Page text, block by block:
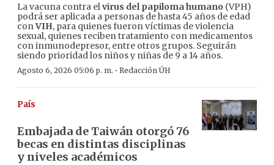
La vacuna contra el virus del papiloma humano (VPH)
podrá ser aplicada a personas de hasta 45 años de edad
conVIH, para quienes fueron víctimas de violencia
sexual, quienes reciben tratamiento con medicamentos
con inmunodepresor, entre otros grupos. Seguirán
siendo prioridad los niños y niñas de 9 a 14 años.
Agosto 6, 2026 05:06 p. m. · Redacción ÚH
País
Embajada de Taiwán otorgó 76
becas en distintas disciplinas
y niveles académicos